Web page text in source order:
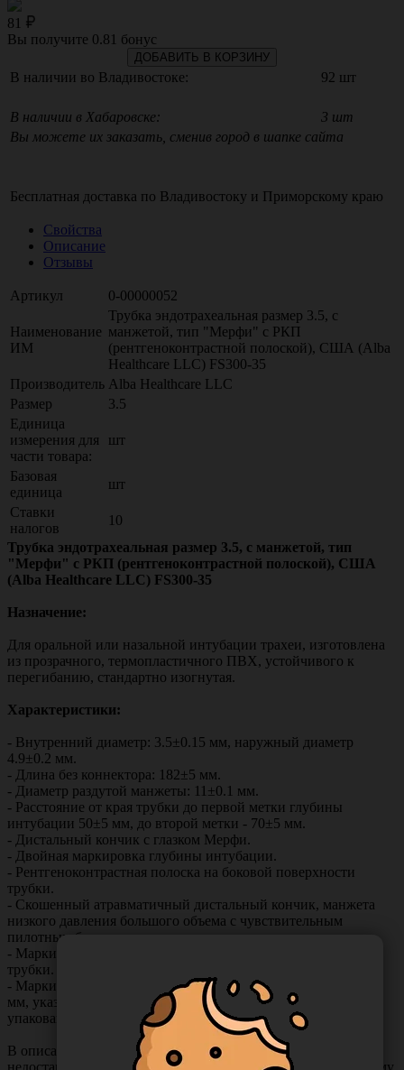
81
Вы получите 0.81 бонус
ДОБАВИТЬ В КОРЗИНУ
В наличии во Владивостоке: 92 шт
В наличии в Хабаровске:
3 шт
Вы можете их заказать, сменив город в шапке сайта
Бесплатная доставка по Владивостоку и Приморскому краю
Свойства
Описание
Отзывы
Артикул 0-00000052
Наименование
ИМ
Трубка эндотрахеальная размер 3.5, с
манжетой, тип "Мерфи" с РКП
(рентгеноконтрастной полоской), США (Alba
Healthcare LLC) FS300-35
Производитель Alba Healthcare LLC
Размер
3.5
Единица
измерения для
части товара:
шт
Базовая
единица
шт
Ставки
налогов
10
Трубка эндотрахеальная размер 3.5, с манжетой, тип
"Мерфи" с РКП (рентгеноконтрастной полоской), США
(Alba Healthcare LLC) FS300-35
Назначение:
Для оральной или назальной интубации трахеи, изготовлена
из прозрачного, термопластичного ПВХ, устойчивого к
перегибанию, стандартно изогнутая.
Характеристики:
- Внутренний диаметр: 3.5±0.15 мм, наружный диаметр
4.9±0.2 мм.
- Длина без коннектора: 182±5 мм.
- Диаметр раздутой манжеты: 11±0.1 мм.
- Расстояние от края трубки до первой метки глубины
интубации 50±5 мм, до второй метки - 70±5 мм.
- Дистальный кончик с глазком Мерфи.
- Двойная маркировка глубины интубации.
- Рентгеноконтрастная полоска на боковой поверхности
трубки.
- Скошенный атравматичный дистальный кончик, манжета
низкого давления большого объема с чувствительным
пилотным баллоном с автоматическим клапаном.
- Маркировка на пилотном баллоне с указанием размера
трубки.
- Маркировка внутреннего и наружного диаметра трубки в
мм, указанная в 3-х местах, разметка длины в см., стерильно
упакованная.
В описании товара могут иметь место неточности или
недостающая информация. Если вы заметили такую проблему